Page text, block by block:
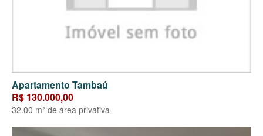
Apartamento Tambaú
R$ 130.000,00
32.00 m² de área privativa